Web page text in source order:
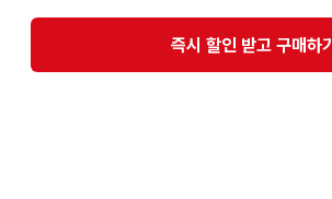
즉시 할인 받고 구매하기